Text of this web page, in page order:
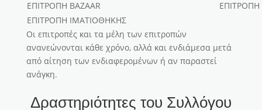
ΕΠΙΤΡΟΠΗ ΒAZAAR
ΕΠΙΤΡΟΠΗ ΙΜΑΤΙΟΘΗΚΗΣ
Οι επιτροπές και τα μέλη των επιτροπών
ανανεώνονται κάθε χρόνο, αλλά και ενδιάμεσα μετά
από αίτηση των ενδιαφερομένων ή αν παραστεί
ανάγκη.
Δραστηριότητες του Συλλόγου